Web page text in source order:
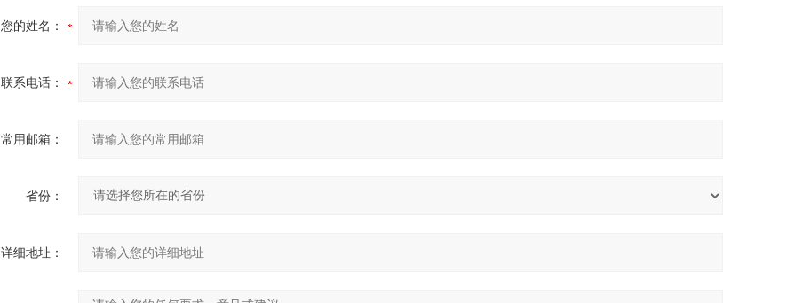
您的姓名：
联系电话：
常用邮箱：
省份：
详细地址：